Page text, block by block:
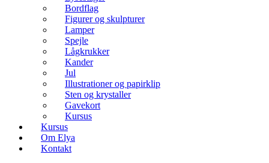
Bordflag
Figurer og skulpturer
Lamper
Spejle
Lågkrukker
Kander
Jul
Illustrationer og papirklip
Sten og krystaller
Gavekort
Kursus
Kursus
Om Elya
Kontakt